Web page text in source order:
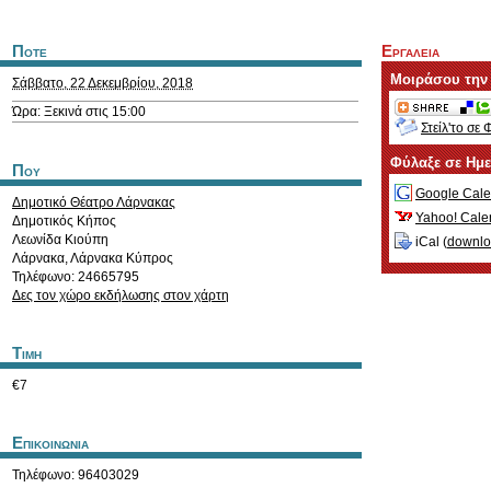
Ποτε
Σάββατο, 22 Δεκεμβρίου, 2018
Ώρα: Ξεκινά στις 15:00
Που
Δημοτικό Θέατρο Λάρνακας
Δημοτικός Κήπος
Λεωνίδα Κιούπη
Λάρνακα,Λάρνακα Κύπρος
Τηλέφωνο: 24665795
Δες τον χώρο εκδήλωσης στον χάρτη
Τιμη
€7
Επικοινωνια
Τηλέφωνο: 96403029
Εργαλεια
Μοιράσου
Στείλ'το σε
Φύλαξε σε
Google
Yahoo!
iCal (